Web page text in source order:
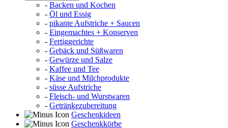
- Backen und Kochen
- Öl und Essig
- pikante Aufstriche + Saucen
- Eingemachtes + Konserven
- Fertiggerichte
- Gebäck und Süßwaren
- Gewürze und Salze
- Kaffee und Tee
- Käse und Milchprodukte
- süsse Aufstriche
- Fleisch- und Wurstwaren
- Getränkezubereitung
Geschenkideen
Geschenkkörbe